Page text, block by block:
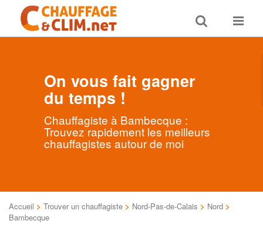
Toggle
search
Toggle
On vous fait gagner
du temps !
Chauffagiste à Bambecque :
Trouvez rapidement les meilleurs
chauffagistes autour de moi
Accueil > Trouver un chauffagiste > Nord-Pas-de-Calais > Nord >
Bambecque